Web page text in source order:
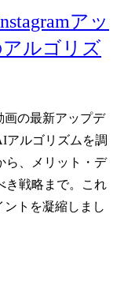
アッ
ルゴリズ
画の最新アップデ
アルゴリズムを調
ら、メリット・デ
き戦略まで。これ
ントを凝縮しまし